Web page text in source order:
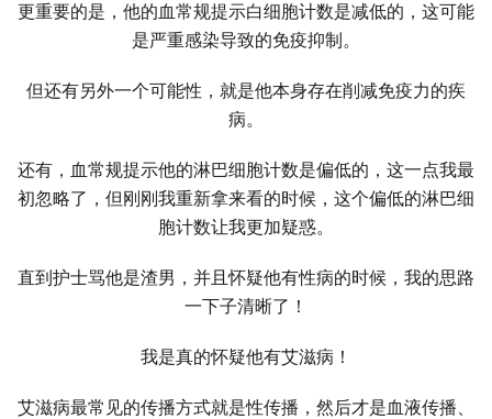
更重要的是，他的血常规提示白细胞计数是减低的，这可能
是严重感染导致的免疫抑制。
但还有另外一个可能性，就是他本身存在削减免疫力的疾
病。
还有，血常规提示他的淋巴细胞计数是偏低的，这一点我最
初忽略了，但刚刚我重新拿来看的时候，这个偏低的淋巴细
胞计数让我更加疑惑。
直到护士骂他是渣男，并且怀疑他有性病的时候，我的思路
一下子清晰了！
我是真的怀疑他有艾滋病！
艾滋病最常见的传播方式就是性传播，然后才是血液传播、